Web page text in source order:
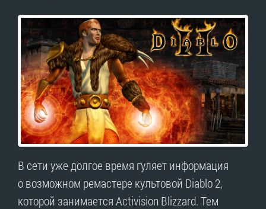
В сети уже долгое время гуляет информация
о возможном ремастере культовой Diablo 2,
которой занимается Activision Blizzard. Тем